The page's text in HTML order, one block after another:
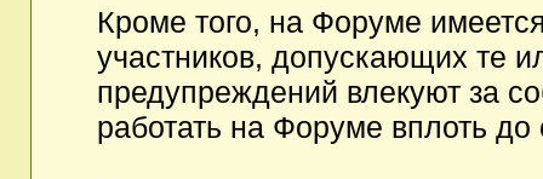
Кроме того, на Форуме
участников, допускающих те
предупреждений влекуют за
работать на Форуме вплоть